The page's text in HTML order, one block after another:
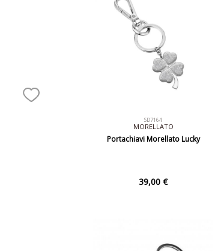
SD7164
MORELLATO
Portachiavi Morellato Lucky
39,00 €